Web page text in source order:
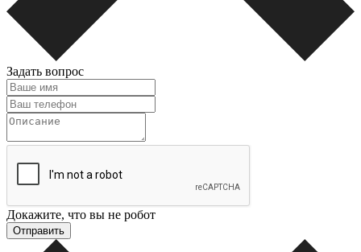
Задать вопрос
Докажите, что вы не робот